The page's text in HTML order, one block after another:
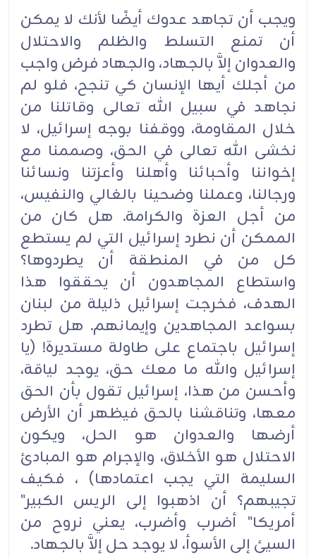
ويجب أن تجاهد عدوك أيضًا لأنك لا يمكن
أن تمنع التسلط والظلم والاحتلال
والعدوان إلاَّ بالجهاد، والجهاد فرض واجب
من أجلك أيها الإنسان كي تنجح، فلو لم
نجاهد في سبيل الله تعالى وقاتلنا من
خلال المقاومة، ووقفنا بوجه إسرائيل، لا
نخشى الله تعالى في الحق، وصممنا مع
إخواننا وأحبائنا وأهلنا وأعزتنا ونسائنا
ورجالنا، وعملنا وضحينا بالغالي والنفيس،
من أجل العزة والكرامة. هل كان من
الممكن أن نطرد إسرائيل التي لم يستطع
كل من في المنطقة أن يطردوها؟
واستطاع المجاهدون أن يحققوا هذا
الهدف، فخرجت إسرائيل ذليلة من لبنان
بسواعد المجاهدين وإيمانهم. هل تطرد
إسرائيل باجتماع على طاولة مستديرة! (يا
إسرائيل والله ما معك حق، يوجد لياقة،
وأحسن من هذا، إسرائيل تقول بأن الحق
معها، وتناقشنا بالحق فيظهر أن الأرض
أرضها والعدوان هو الحل، ويكون
الاحتلال هو الأخلاق، والإجرام هو المبادئ
السليمة التي يجب اعتمادها) ، فكيف
تجيبهم؟ أن اذهبوا إلى الريس الكبير"
أمريكا" أضرب وأضرب، يعني نروح من
السيئ إلى الأسوأ، لا يوجد حل إلاَّ بالجهاد.